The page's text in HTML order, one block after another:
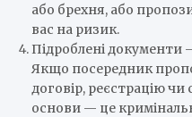
або брехня, або
вас на ризик.
Підроблені документи
Якщо посередник
договір, реєстрацію чи
основи — це